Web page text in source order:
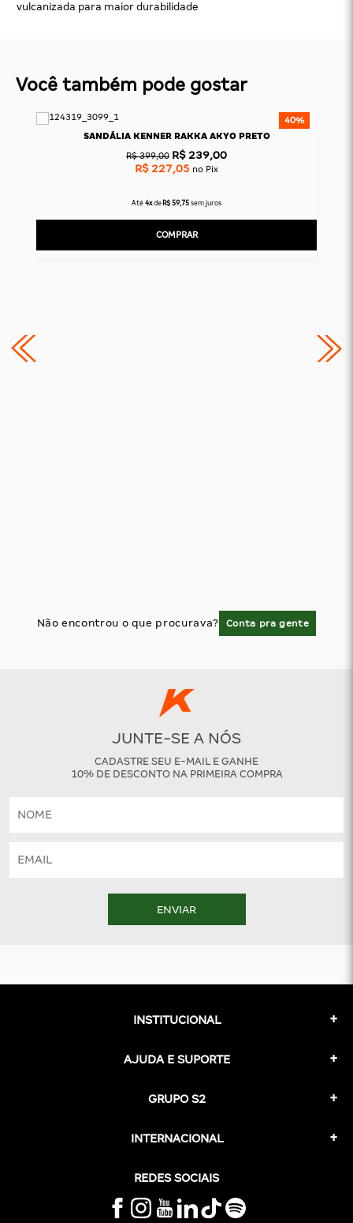
vulcanizada para maior durabilidade
Você também pode gostar
40%
SANDÁLIA KENNER RAKKA AKYO PRETO
R$ 399,00 R$ 239,00
R$ 227,05 no Pix
Até 4x de R$ 59,75 sem juros
COMPRAR
Não encontrou o que procurava? Conta pra gente
JUNTE-SE A NÓS
CADASTRE SEU E-MAIL E GANHE
10% DE DESCONTO NA PRIMEIRA COMPRA
ENVIAR
INSTITUCIONAL
AJUDA E SUPORTE
GRUPO S2
INTERNACIONAL
REDES SOCIAIS